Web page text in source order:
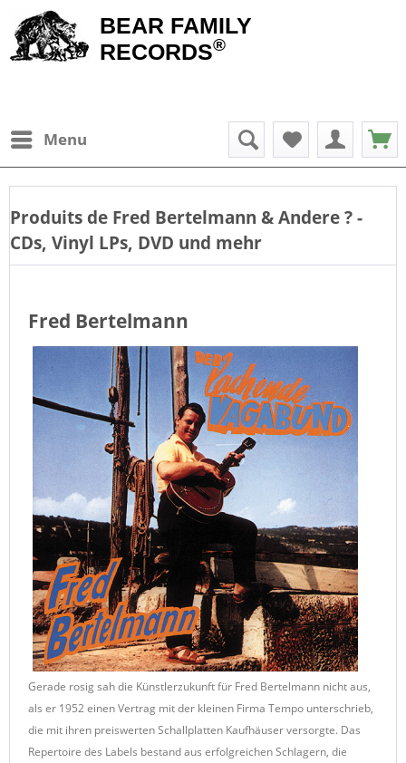
BEAR FAMILY
RECORDS®
Menu
Produits de Fred Bertelmann & Andere? -
CDs, Vinyl LPs, DVD und mehr
Fred Bertelmann
Gerade rosig sah die Künstlerzukunft für Fred Bertelmann nicht aus,
als er 1952 einen Vertrag mit der kleinen Firma Tempo unterschrieb,
die mit ihren preiswerten Schallplatten Kaufhäuser versorgte. Das
Repertoire des Labels bestand aus erfolgreichen Schlagern, die